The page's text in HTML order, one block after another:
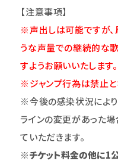
【注意事項】
※声出しは可能ですが
うな声量での継続的な
すようお願いいたします。
※ジャンプ行為は禁止と
※今後の感染状況により
ラインの変更があった
ていただきます。
※チケット料金の他に1公